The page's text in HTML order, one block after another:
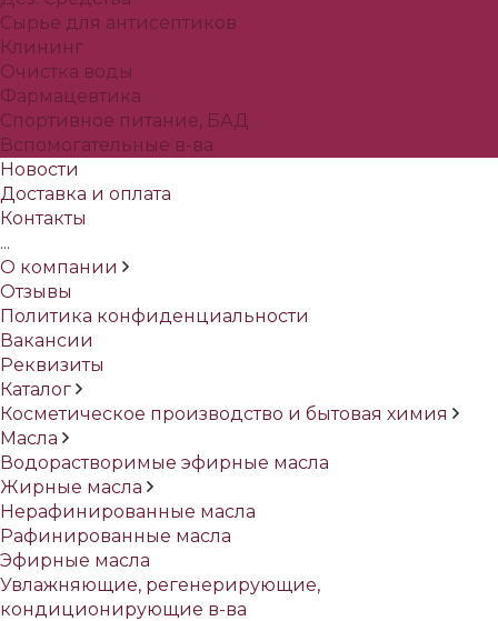
Сырье для антисептиков
Клининг
Очистка воды
Фармацевтика
Спортивное питание, БАД
Вспомогательные в-ва
Новости
Доставка и оплата
Контакты
...
О компании
Отзывы
Политика конфиденциальности
Вакансии
Реквизиты
Каталог
Косметическое производство и бытовая химия
Масла
Водорастворимые эфирные масла
Жирные масла
Нерафинированные масла
Рафинированные масла
Эфирные масла
Увлажняющие, регенерирующие,
кондиционирующие в-ва